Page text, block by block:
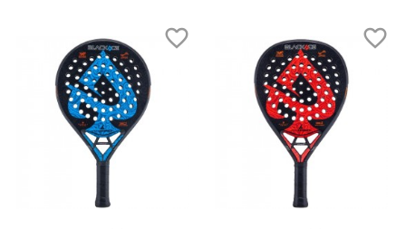
base base
 